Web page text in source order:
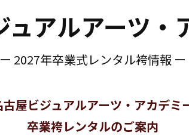
ュアルアーツ・
ー 2027年卒業式レンタル袴情報 ー
古屋ビジュアルアーツ・アカデミ
卒業袴レンタルのご案内